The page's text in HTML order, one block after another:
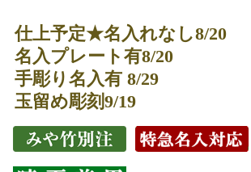
仕上予定★名入れなし8/20
名入プレート有8/20
手彫り名入有 8/29
玉留め彫刻9/19